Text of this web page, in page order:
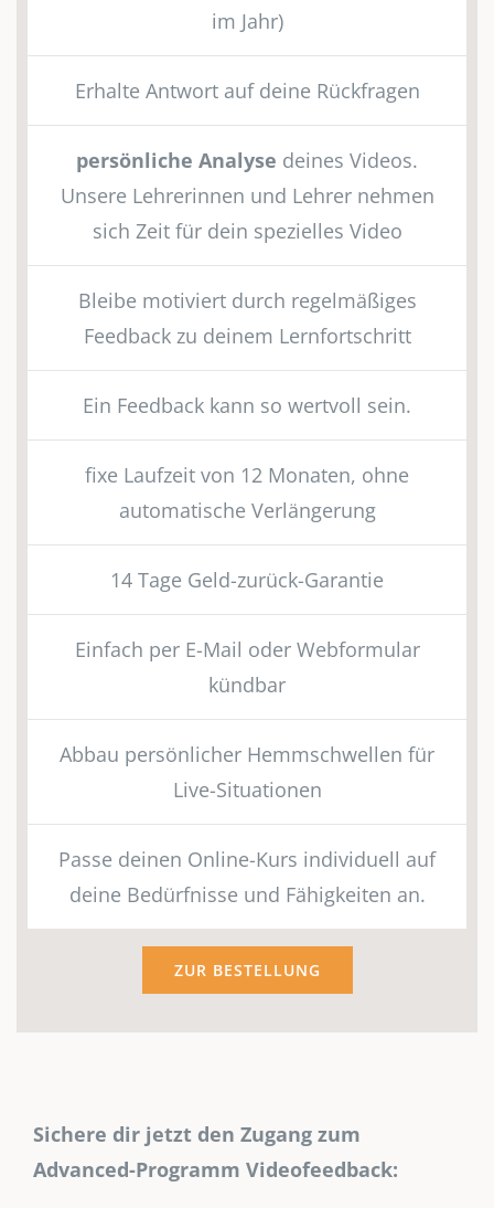
im Jahr)
Erhalte Antwort auf deine Rückfragen
persönliche Analyse deines Videos.
Unsere Lehrerinnen und Lehrer nehmen
sich Zeit für dein spezielles Video
Bleibe motiviert durch regelmäßiges
Feedback zu deinem Lernfortschritt
Ein Feedback kann so wertvoll sein.
fixe Laufzeit von 12 Monaten, ohne
automatische Verlängerung
14 Tage Geld-zurück-Garantie
Einfach per E-Mail oder Webformular
kündbar
Abbau persönlicher Hemmschwellen für
Live-Situationen
Passe deinen Online-Kurs individuell auf
deine Bedürfnisse und Fähigkeiten an.
ZUR BESTELLUNG
Sichere dir jetzt den Zugang zum
Advanced-Programm Videofeedback: